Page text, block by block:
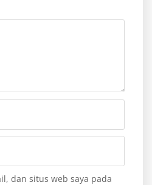
dan situs web saya pada